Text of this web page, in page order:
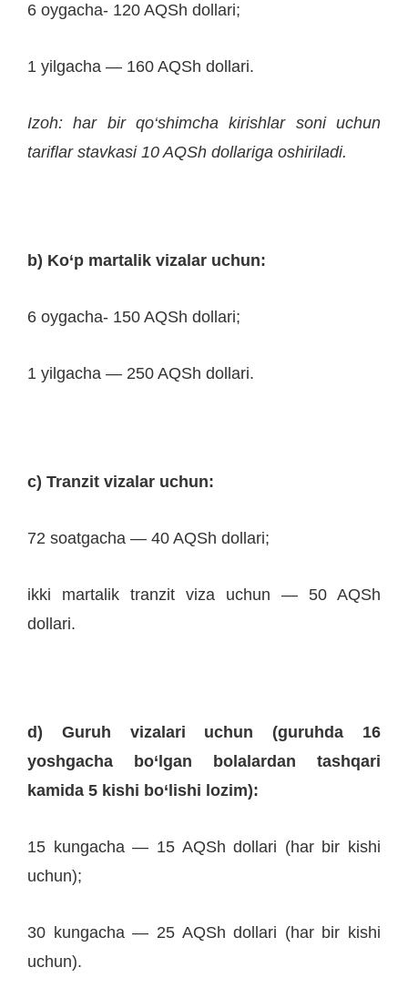
6 oygacha- 120 AQSh dollari;
1 yilgacha — 160 AQSh dollari.
Izoh: har bir qo‘shimcha kirishlar soni uchun
tariflar stavkasi 10 AQSh dollariga oshiriladi.
b) Ko‘p martalik vizalar uchun:
6 oygacha- 150 AQSh dollari;
1 yilgacha — 250 AQSh dollari.
c) Tranzit vizalar uchun:
72 soatgacha — 40 AQSh dollari;
ikki martalik tranzit viza uchun — 50 AQSh
dollari.
d) Guruh vizalari uchun (guruhda 16
yoshgacha bo‘lgan bolalardan tashqari
kamida 5 kishi bo‘lishi lozim):
15 kungacha — 15 AQSh dollari (har bir kishi
uchun);
30 kungacha — 25 AQSh dollari (har bir kishi
uchun).